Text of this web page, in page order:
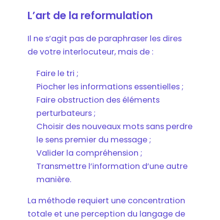
L’art de la reformulation
Il ne s’agit pas de paraphraser les dires
de votre interlocuteur, mais de :
Faire le tri ;
Piocher les informations essentielles ;
Faire obstruction des éléments
perturbateurs ;
Choisir des nouveaux mots sans perdre
le sens premier du message ;
Valider la compréhension ;
Transmettre l’information d’une autre
manière.
La méthode requiert une concentration
totale et une perception du langage de